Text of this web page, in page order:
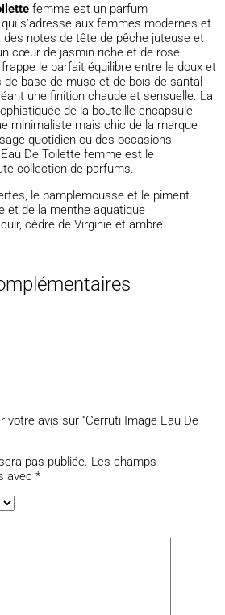
femme est un parfum
s’adresse aux femmes modernes et
notes de tête de pêche juteuse et
cœur de jasmin riche et de rose
le parfait équilibre entre le doux et
base de musc et de bois de santal
une finition chaude et sensuelle. La
de la bouteille encapsule
minimaliste mais chic de la marque
quotidien ou des occasions
De Toilette femme est le
collection de parfums.
le pamplemousse et le piment
et de la menthe aquatique
cèdre de Virginie et ambre
votre avis sur “Cerruti Image Eau De
pas publiée. Les champs
avec *